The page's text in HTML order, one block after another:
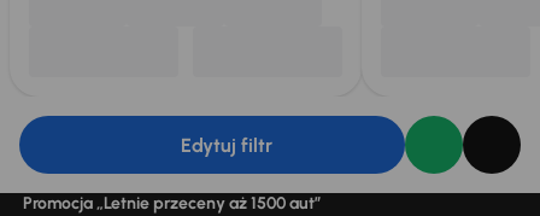
Edytuj filtr
Promocja „Letnie przeceny aż 1500 aut”